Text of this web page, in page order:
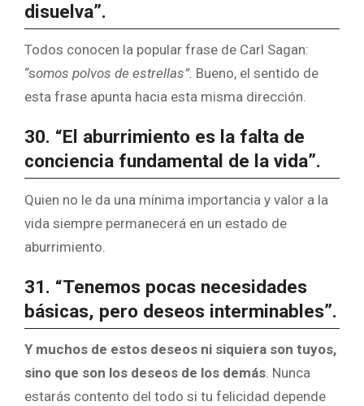
disuelva”.
Todos conocen la popular frase de Carl Sagan:
“somos polvos de estrellas”. Bueno, el sentido de
esta frase apunta hacia esta misma dirección.
30. “El aburrimiento es la falta de
conciencia fundamental de la vida”.
Quien no le da una mínima importancia y valor a la
vida siempre permanecerá en un estado de
aburrimiento.
31. “Tenemos pocas necesidades
básicas, pero deseos interminables”.
Y muchos de estos deseos ni siquiera son tuyos,
sino que son los deseos de los demás. Nunca
estarás contento del todo si tu felicidad depende